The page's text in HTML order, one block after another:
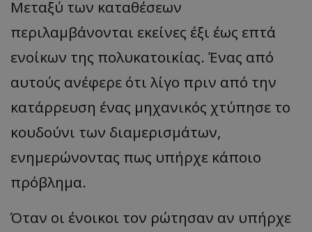
Μεταξύ των καταθέσεων
περιλαμβάνονται εκείνες έξι έως επτά
ενοίκων της πολυκατοικίας. Ένας από
αυτούς ανέφερε ότι λίγο πριν από την
κατάρρευση ένας μηχανικός χτύπησε το
κουδούνι των διαμερισμάτων,
ενημερώνοντας πως υπήρχε κάποιο
πρόβλημα.
Όταν οι ένοικοι τον ρώτησαν αν υπήρχε